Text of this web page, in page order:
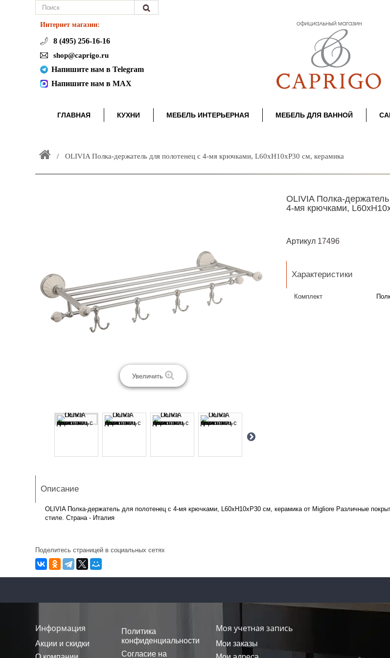
Интернет магазин:
8 (495) 256-16-16
shop@caprigo.ru
Напишите нам в Telegram
Напишите нам в MAX
ГЛАВНАЯ КУХНИ МЕБЕЛЬ ИНТЕРЬЕРНАЯ МЕБЕЛЬ ДЛЯ ВАННОЙ
OLIVIA Полка-держатель для полотенец с 4-мя крючками, L60хH10xP30 см, керамика
Увеличить
OLIVIA Полка-
4-мя крючками,
Артикул 17496
Характеристики
Комплект
Описание
OLIVIA Полка-держатель для полотенец с 4-мя крючками, L60хH10xP30 см, керамика от Migliore Различные
стиле. Страна - Италия
Поделитесь страницей в социальных сетях
Информация
Акции и скидки
Политика
конфиденциальности
Согласие на
Моя учетная запись
Мои заказы